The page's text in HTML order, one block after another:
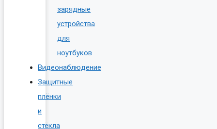
зарядные
устройства
для
ноутбуков
Видеонаблюдение
Защитные
плёнки
и
стёкла